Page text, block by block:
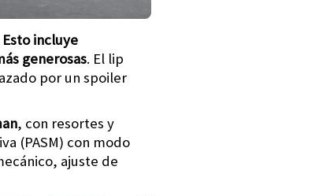
Esto incluye
generosas. El lip
por un spoiler
, con resortes y
(PASM) con modo
ajuste de